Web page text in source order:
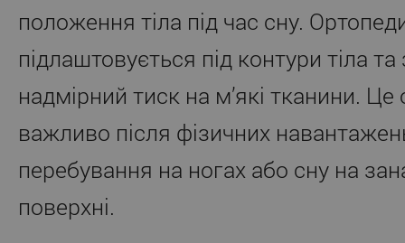
положення тіла під час сну.
підлаштовується під контури тіла
надмірний тиск на м’які тканини.
важливо після фізичних
перебування на ногах або сну на
поверхні.